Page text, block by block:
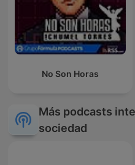
No Son Horas
Más podcasts
sociedad